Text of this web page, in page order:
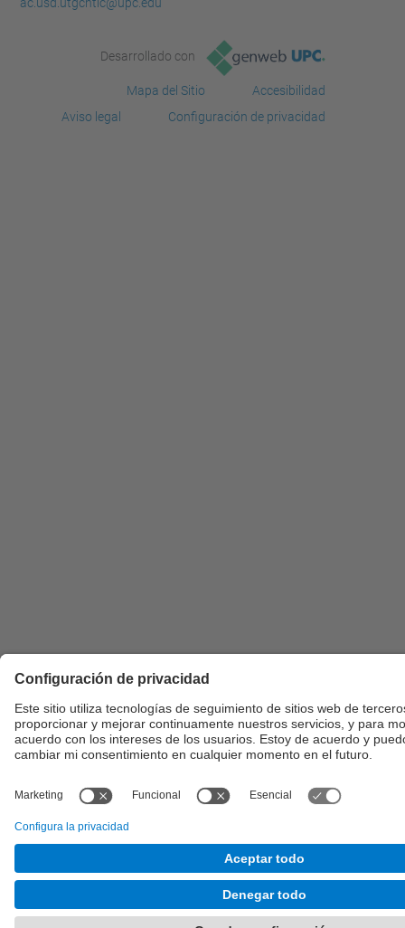
Desarrollado con
Mapa del Sitio
Accesibilidad
Aviso legal
Configuración de privacidad